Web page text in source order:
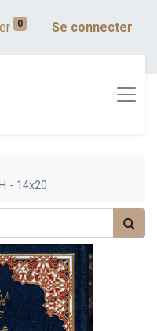
0 Se connecter
- 14x20